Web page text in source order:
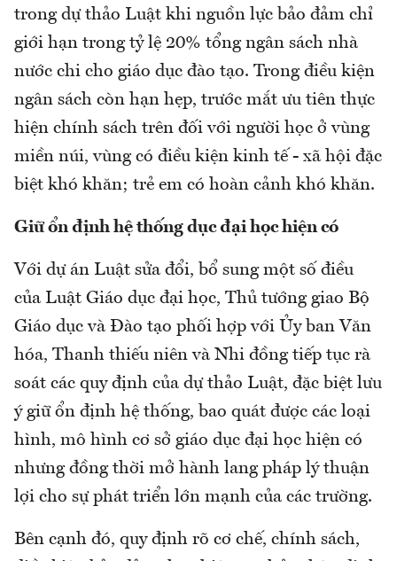
trong dự thảo Luật khi nguồn lực bảo đảm chỉ
giới hạn trong tỷ lệ 20% tổng ngân sách nhà
nước chi cho giáo dục đào tạo. Trong điều kiện
ngân sách còn hạn hẹp, trước mắt ưu tiên thực
hiện chính sách trên đối với người học ở vùng
miền núi, vùng có điều kiện kinh tế - xã hội đặc
biệt khó khăn; trẻ em có hoàn cảnh khó khăn.
Giữ ổn định hệ thống dục đại học hiện có
Với dự án Luật sửa đổi, bổ sung một số điều
của Luật Giáo dục đại học, Thủ tướng giao Bộ
Giáo dục và Đào tạo phối hợp với Ủy ban Văn
hóa, Thanh thiếu niên và Nhi đồng tiếp tục rà
soát các quy định của dự thảo Luật, đặc biệt lưu
ý giữ ổn định hệ thống, bao quát được các loại
hình, mô hình cơ sở giáo dục đại học hiện có
nhưng đồng thời mở hành lang pháp lý thuận
lợi cho sự phát triển lớn mạnh của các trường.
Bên cạnh đó, quy định rõ cơ chế, chính sách,